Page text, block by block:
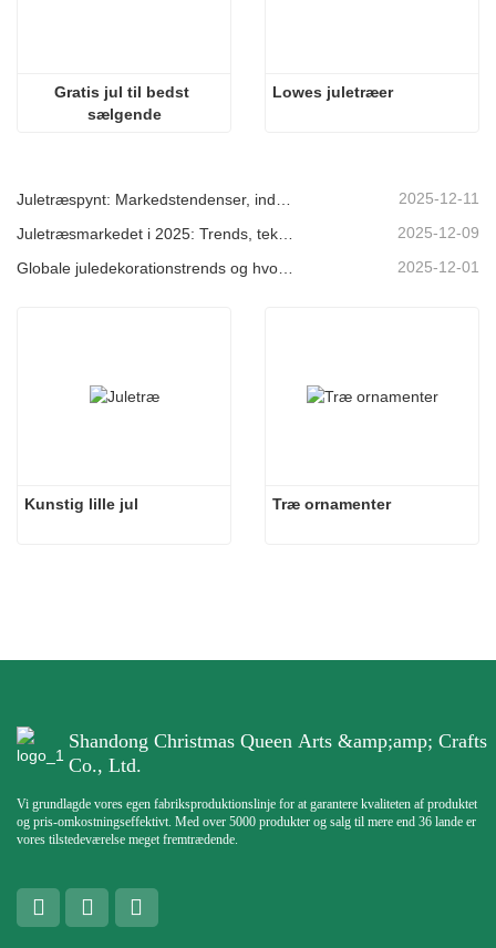
Gratis jul til bedst
sælgende
Lowes juletræer
2025-12-11
2025-12-09
Globale juledekorationstrends og hvorfor Christmas Queen fortsat fører an på markedet 2025-12-01
Kunstig lille jul Træ ornamenter
Shandong Christmas Queen Arts &amp;amp; Crafts
Co., Ltd.
Vi grundlagde vores egen fabriksproduktionslinje for at garantere kvaliteten af ​​produktet
og pris-omkostningseffektivt. Med over 5000 produkter og salg til mere end 36 lande er
vores tilstedeværelse meget fremtrædende.